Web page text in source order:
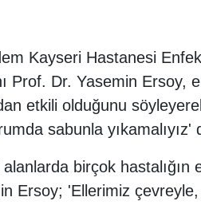
Kayseri Hastanesi
Prof. Dr. Yasemin Ersoy,
etkili olduğunu
sabunla yıkamalıyız'
birçok hastalığın
Ersoy; 'Ellerimiz